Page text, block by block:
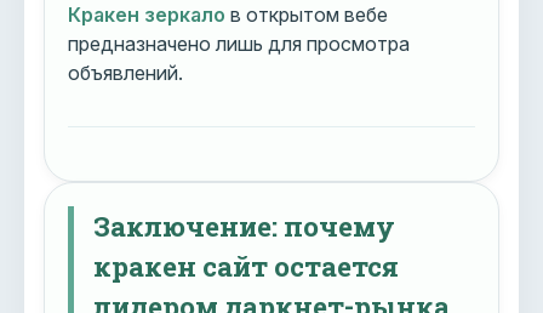
Кракен зеркало в открытом вебе
предназначено лишь для просмотра
объявлений.
Заключение: почему
кракен сайт остается